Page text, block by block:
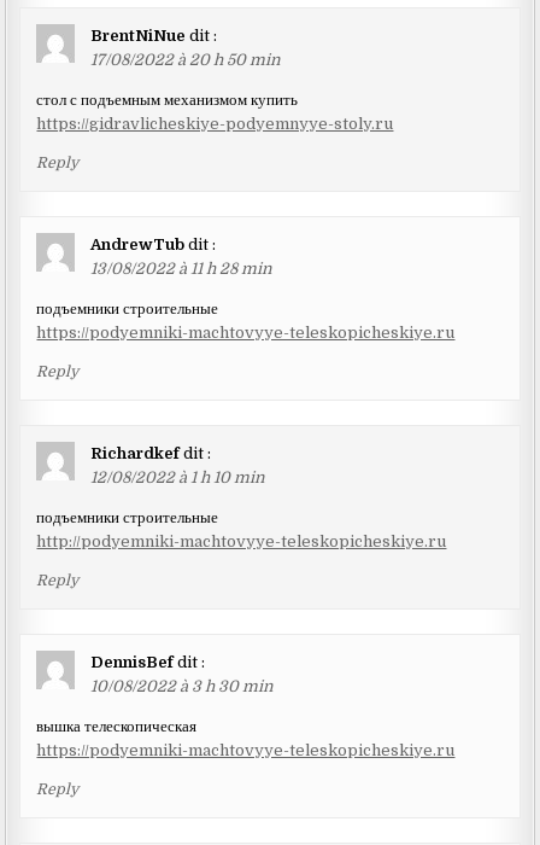
BrentNiNue dit :
17/08/2022 à 20 h 50 min
стол с подъемным механизмом купить
https://gidravlicheskiye-podyemnyye-stoly.ru
Reply
AndrewTub dit :
13/08/2022 à 11 h 28 min
подъемники строительные
https://podyemniki-machtovyye-teleskopicheskiye.ru
Reply
Richardkef dit :
12/08/2022 à 1 h 10 min
подъемники строительные
http://podyemniki-machtovyye-teleskopicheskiye.ru
Reply
DennisBef dit :
10/08/2022 à 3 h 30 min
вышка телескопическая
https://podyemniki-machtovyye-teleskopicheskiye.ru
Reply